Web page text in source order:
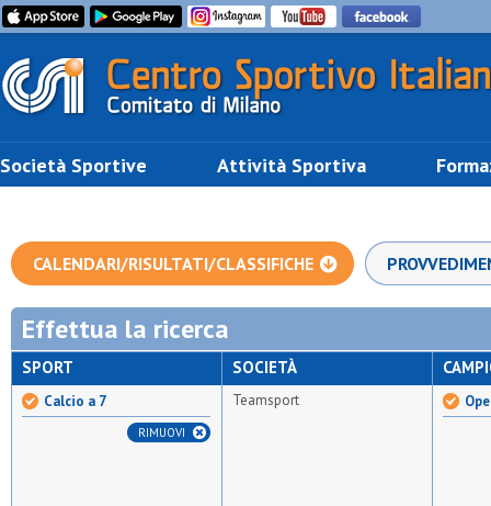
Società Sportive Attività Sportiva
CALENDARI/RISULTATI/CLASSIFICHE
Effettua la ricerca
SPORT
Calcio a 7
RIMUOVI
SOCIETÀ
Teamsport